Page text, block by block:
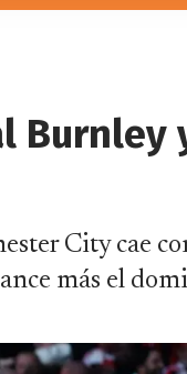
Burnley
City cae
más el